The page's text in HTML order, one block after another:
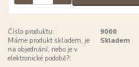
Číslo produktu:
9066
Máme produkt skladem, je
na objednání, nebo je v
elektronické podobě?:
Skladem